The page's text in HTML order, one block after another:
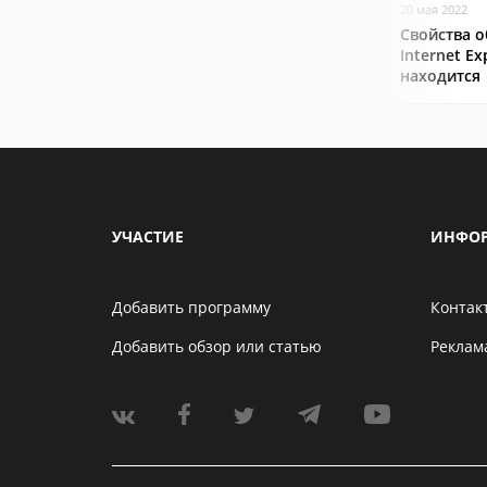
20 мая 2022
Свойства
Internet
находится
УЧАСТИЕ
Добавить программу
Добавить обзор или статью